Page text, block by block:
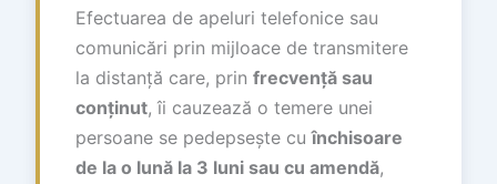
Efectuarea de apeluri telefonice sau
comunicări prin mijloace de transmitere
la distanță care, prin frecvență sau
conținut, îi cauzează o temere unei
persoane se pedepsește cuînchisoare
de la o lună la 3 luni sau cu amendă,